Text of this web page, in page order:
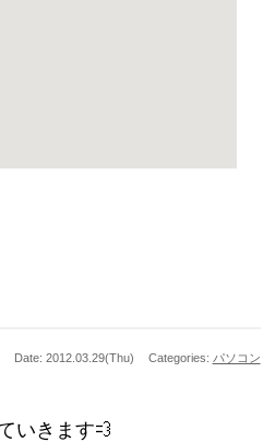
Date: 2012.03.29(Thu) Categories: パソコン
いきます